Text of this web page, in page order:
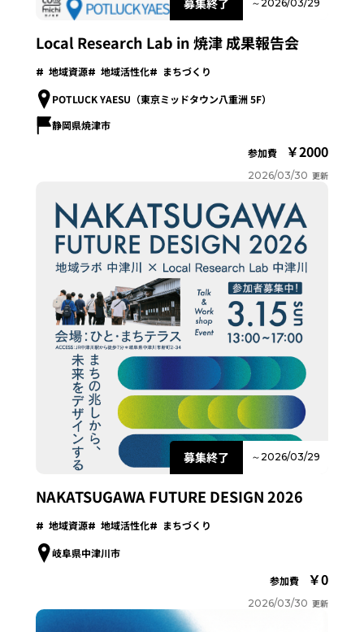
募集終了 ～2026/03/29
Local Research Lab in 焼津 成果報告会
地域資源 地域活性化 まちづくり
POTLUCK YAESU（東京ミッドタウン八重洲 5F）
静岡県焼津市
参加費
2000
2026/03/30 更新
募集終了 ～2026/03/29
NAKATSUGAWA FUTURE DESIGN 2026
地域資源 地域活性化 まちづくり
岐阜県中津川市
参加費
0
2026/03/30 更新